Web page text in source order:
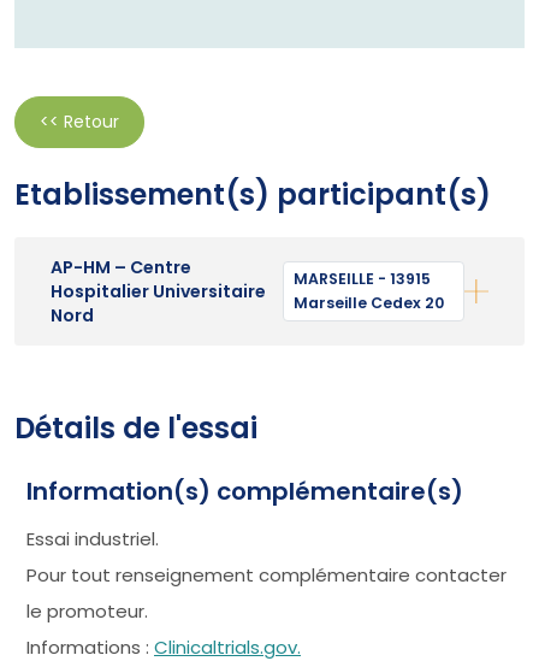
<< Retour
Etablissement(s) participant(s)
AP-HM – Centre
Hospitalier Universitaire
Nord
MARSEILLE - 13915
Marseille Cedex 20
Détails de l'essai
Information(s) complémentaire(s)
Essai industriel.
Pour tout renseignement complémentaire contacter
le promoteur.
Informations : Clinicaltrials.gov.